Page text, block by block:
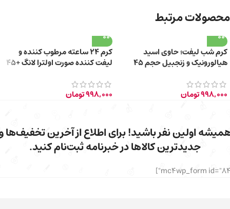
محصولات مرتبط
کرم شب لیفت؛ حاوی اسید
هیالورونیک و زنجبیل حجم 45
998,000تومان
کرم ۲۴ ساعته مرطوب کننده و
لیفت کننده صورت اولترا لانگ +45
998,000تومان
اولین نفر باشید! برای اطلاع از آخرین تخفیف‌ها
جدیدترین کالاها در خبرنامه ثبت‌نام کنید.